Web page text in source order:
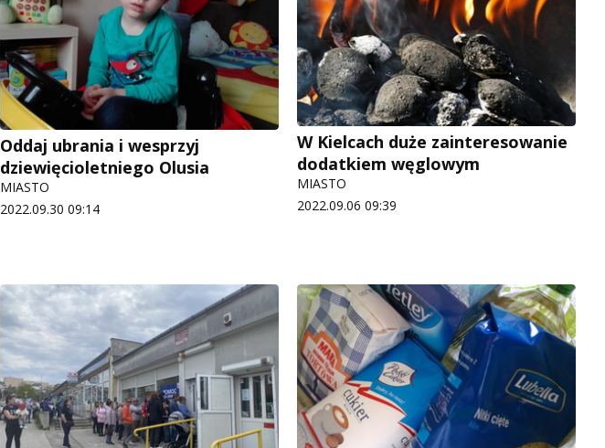
Oddaj ubrania i wesprzyj
dziewięcioletniego Olusia
MIASTO
2022.09.30 09:14
W Kielcach duże zainteresowanie
dodatkiem węglowym
MIASTO
2022.09.06 09:39